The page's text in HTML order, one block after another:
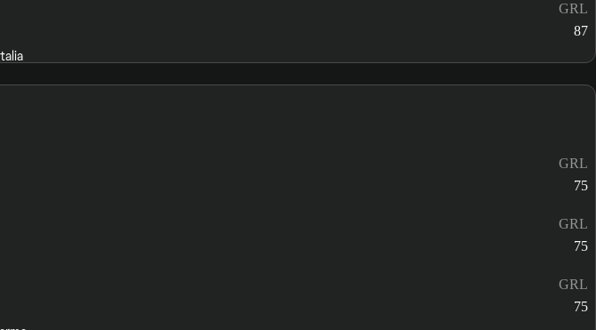
GRL
87
GRL
75
GRL
75
GRL
75